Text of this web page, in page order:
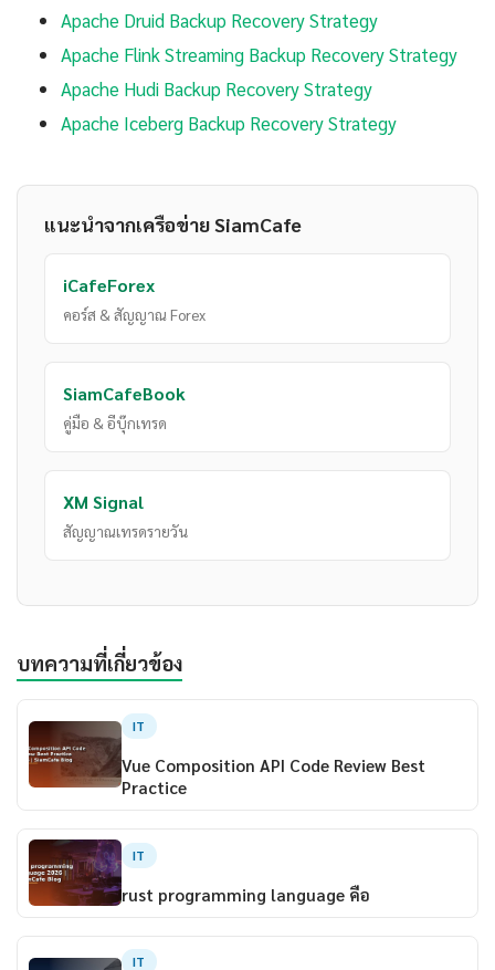
Apache Druid Backup Recovery Strategy
Apache Flink Streaming Backup Recovery Strategy
Apache Hudi Backup Recovery Strategy
Apache Iceberg Backup Recovery Strategy
แนะนำจากเครือข่าย SiamCafe
iCafeForex
คอร์ส & สัญญาณ Forex
SiamCafeBook
คู่มือ & อีบุ๊กเทรด
XM Signal
สัญญาณเทรดรายวัน
บทความที่เกี่ยวข้อง
IT
Vue Composition API Code Review Best
Practice
IT
rust programming language คือ
IT